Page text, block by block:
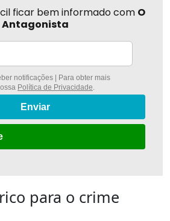
ficar bem informado com O
Antagonista
notificações | Para obter mais
Política de Privacidade.
Enviar
para o crime